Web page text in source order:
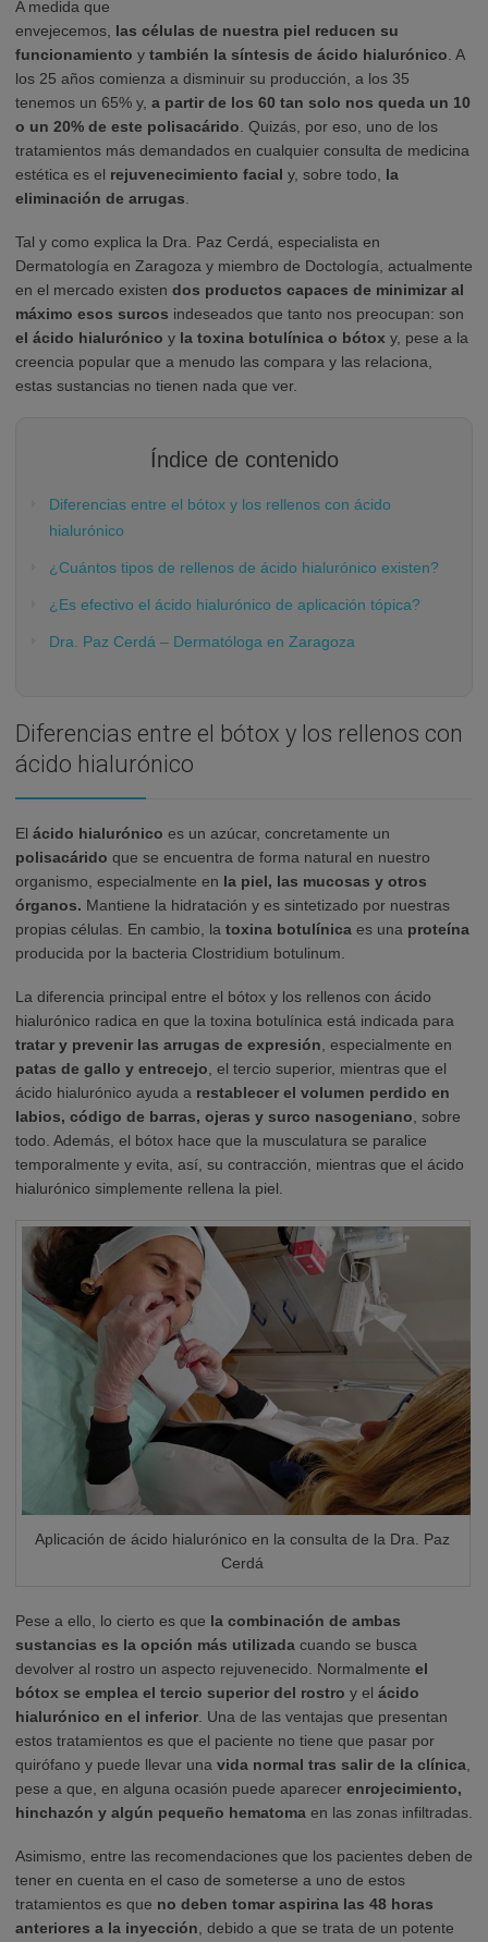
A medida que
envejecemos, las células de nuestra piel reducen su
funcionamiento y también la síntesis de ácido hialurónico . A
los 25 años comienza a disminuir su producción, a los 35
tenemos un 65% y, a partir de los 60 tan solo nos queda un 10
o un 20% de este polisacárido . Quizás, por eso, uno de los
tratamientos más demandados en cualquier consulta de medicina
estética es el rejuvenecimiento facial y, sobre todo, la
eliminación de arrugas
Tal y como explica la Dra. Paz Cerdá, especialista en
Dermatología en Zaragoza y miembro de Doctología, actualmente
en el mercado existen dos productos capaces de minimizar al
máximo esos surcos indeseados que tanto nos preocupan: son
el ácido hialurónico y la toxina botulínica o bótox y, pese a la
creencia popular que a menudo las compara y las relaciona,
estas sustancias no tienen nada que ver.
Índice de contenido
Diferencias entre el bótox y los rellenos con ácido
hialurónico
¿Cuántos tipos de rellenos de ácido hialurónico existen?
¿Es efectivo el ácido hialurónico de aplicación tópica?
Dra. Paz Cerdá – Dermatóloga en Zaragoza
Diferencias entre el bótox y los rellenos con
ácido hialurónico
El ácido hialurónico es un azúcar, concretamente un
polisacárido que se encuentra de forma natural en nuestro
organismo, especialmente en la piel, las mucosas y otros
órganos. Mantiene la hidratación y es sintetizado por nuestras
propias células. En cambio, la toxina botulínica es una proteína
producida por la bacteria Clostridium botulinum.
La diferencia principal entre el bótox y los rellenos con ácido
hialurónico radica en que la toxina botulínica está indicada para
tratar y prevenir las arrugas de expresión , especialmente en
patas de gallo y entrecejo , el tercio superior, mientras que el
ácido hialurónico ayuda a restablecer el volumen perdido en
labios, código de barras, ojeras y surco nasogeniano , sobre
todo. Además, el bótox hace que la musculatura se paralice
temporalmente y evita, así, su contracción, mientras que el ácido
hialurónico simplemente rellena la piel.
Aplicación de ácido hialurónico en la consulta de la Dra. Paz
Cerdá
Pese a ello, lo cierto es que la combinación de ambas
sustancias es la opción más utilizada cuando se busca
devolver al rostro un aspecto rejuvenecido. Normalmente el
bótox se emplea el tercio superior del rostro y el ácido
hialurónico en el inferior . Una de las ventajas que presentan
estos tratamientos es que el paciente no tiene que pasar por
quirófano y puede llevar una vida normal tras salir de la clínica
pese a que, en alguna ocasión puede aparecer enrojecimiento,
hinchazón y algún pequeño hematoma en las zonas infiltradas.
Asimismo, entre las recomendaciones que los pacientes deben de
tener en cuenta en el caso de someterse a uno de estos
tratamientos es que no deben tomar aspirina las 48 horas
anteriores a la inyección , debido a que se trata de un potente